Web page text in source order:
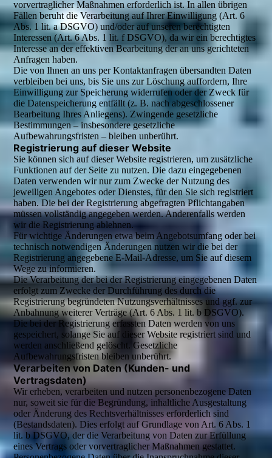
vorvertraglicher Maßnahmen erforderlich ist. In allen übrigen
Fällen beruht die Verarbeitung auf Ihrer Einwilligung (Art. 6
Abs. 1 lit. a DSGVO) und/oder auf unseren berechtigten
Interessen (Art. 6 Abs. 1 lit. f DSGVO), da wir ein berechtigtes
Interesse an der effektiven Bearbeitung der an uns gerichteten
Anfragen haben.
Die von Ihnen an uns per Kontaktanfragen übersandten Daten
verbleiben bei uns, bis Sie uns zur Löschung auffordern, Ihre
Einwilligung zur Speicherung widerrufen oder der Zweck für
die Datenspeicherung entfällt (z. B. nach abgeschlossener
Bearbeitung Ihres Anliegens). Zwingende gesetzliche
Bestimmungen – insbesondere gesetzliche
Aufbewahrungsfristen – bleiben unberührt.
Registrierung auf dieser Website
Sie können sich auf dieser Website registrieren, um zusätzliche
Funktionen auf der Seite zu nutzen. Die dazu eingegebenen
Daten verwenden wir nur zum Zwecke der Nutzung des
jeweiligen Angebotes oder Dienstes, für den Sie sich registriert
haben. Die bei der Registrierung abgefragten Pflichtangaben
müssen vollständig angegeben werden. Anderenfalls werden
wir die Registrierung ablehnen.
Für wichtige Änderungen etwa beim Angebotsumfang oder bei
technisch notwendigen Änderungen nutzen wir die bei der
Registrierung angegebene E-Mail-Adresse, um Sie auf diesem
Wege zu informieren.
Die Verarbeitung der bei der Registrierung eingegebenen Daten
erfolgt zum Zwecke der Durchführung des durch die
Registrierung begründeten Nutzungsverhältnisses und ggf. zur
Anbahnung weiterer Verträge (Art. 6 Abs. 1 lit. b DSGVO).
Die bei der Registrierung erfassten Daten werden von uns
gespeichert, solange Sie auf dieser Website registriert sind und
werden anschließend gelöscht. Gesetzliche
Aufbewahrungsfristen bleiben unberührt.
Verarbeiten von Daten (Kunden- und
Vertragsdaten)
Wir erheben, verarbeiten und nutzen personenbezogene Daten
nur, soweit sie für die Begründung, inhaltliche Ausgestaltung
oder Änderung des Rechtsverhältnisses erforderlich sind
(Bestandsdaten). Dies erfolgt auf Grundlage von Art. 6 Abs. 1
lit. b DSGVO, der die Verarbeitung von Daten zur Erfüllung
eines Vertrags oder vorvertraglicher Maßnahmen gestattet.